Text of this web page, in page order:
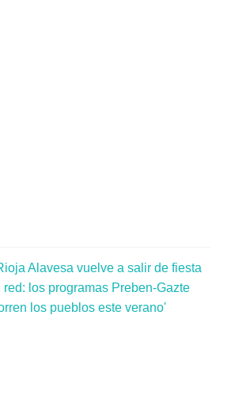
Alavesa vuelve a salir de fiesta
red: los programas Preben-Gazte
los pueblos este verano'